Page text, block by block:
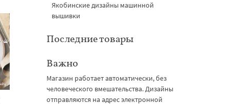
Якобинские дизайны машинной
вышивки
Последние товары
Важно
Магазин работает автоматически, без
человеческого вмешательства. Дизайны
отправляются на адрес электронной